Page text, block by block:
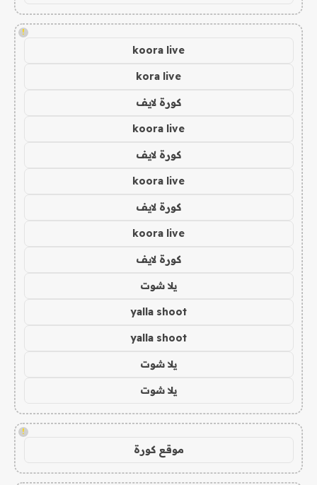
!
koora live
kora live
كورة لايف
koora live
كورة لايف
koora live
كورة لايف
koora live
كورة لايف
يلا شوت
yalla shoot
yalla shoot
يلا شوت
يلا شوت
!
موقع كورة